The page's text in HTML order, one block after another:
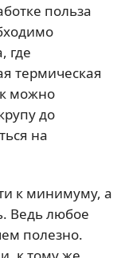
польза
где
термическая
можно
до
на
к минимуму, а
Ведь любое
полезно.